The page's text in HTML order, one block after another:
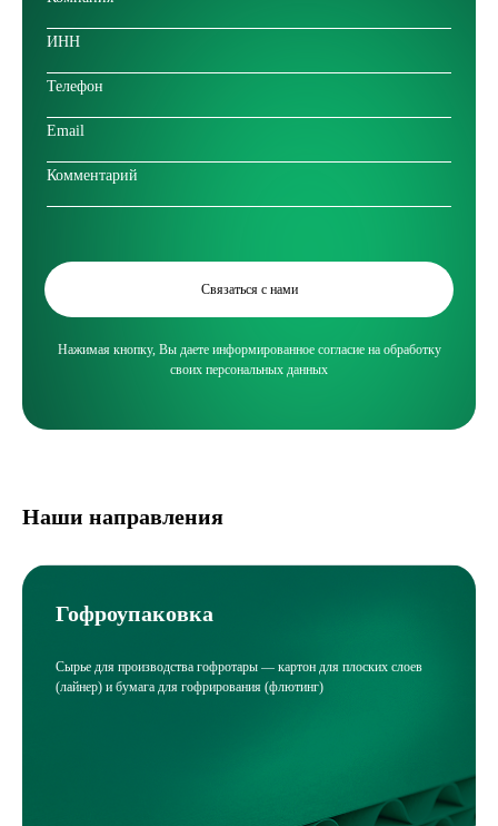
Связаться с нами
Нажимая кнопку, Вы даете информированное согласие на обработку
своих персональных данных
Наши направления
Гофроупаковка
Сырье для производства гофротары — картон для плоских слоев
(лайнер) и бумага для гофрирования (флютинг)